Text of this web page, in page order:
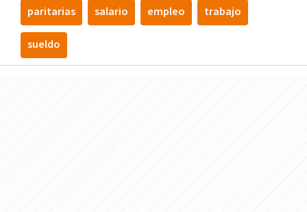
paritarias salario empleo trabajo
sueldo